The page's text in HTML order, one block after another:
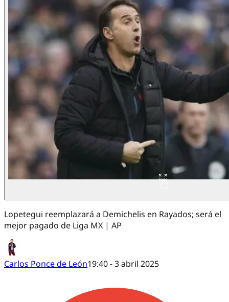
Lopetegui reemplazará a Demichelis en Rayados; será el
mejor pagado de Liga MX | AP
Carlos Ponce de León19:40 - 3 abril 2025